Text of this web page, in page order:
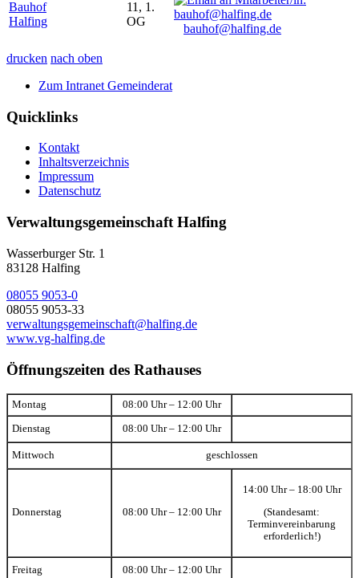
Bauhof
Halfing
11, 1.
OG
bauhof@halfing.de
drucken nach oben
Zum Intranet Gemeinderat
Quicklinks
Kontakt
Inhaltsverzeichnis
Impressum
Datenschutz
Verwaltungsgemeinschaft Halfing
Wasserburger Str. 1
83128 Halfing
08055 9053-0
08055 9053-33
verwaltungsgemeinschaft@halfing.de
www.vg-halfing.de
Öffnungszeiten des Rathauses
Montag 08:00 Uhr – 12:00 Uhr
Dienstag 08:00 Uhr – 12:00 Uhr
Mittwoch geschlossen
Donnerstag 08:00 Uhr – 12:00 Uhr
14:00 Uhr – 18:00 Uhr
(Standesamt:
Terminvereinbarung
erforderlich!)
Freitag 08:00 Uhr – 12:00 Uhr